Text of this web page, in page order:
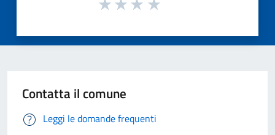
Contatta il comune
Leggi le domande frequenti